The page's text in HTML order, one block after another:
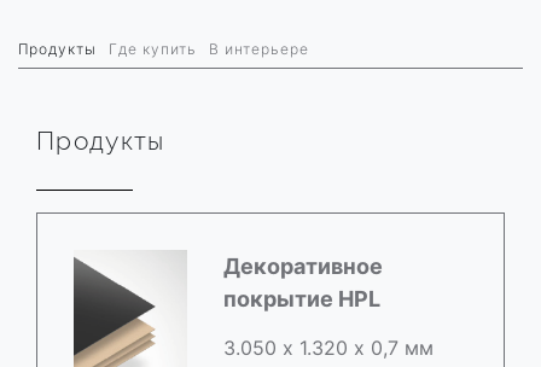
Продукты Где купить В интерьере
Продукты
Декоративное
покрытие HPL
3.050 х 1.320 х 0,7 мм